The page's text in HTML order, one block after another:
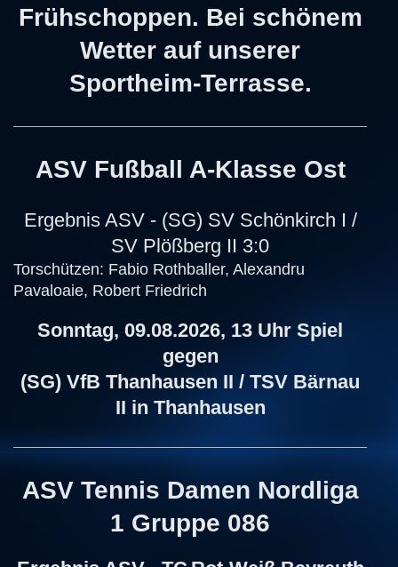
Frühschoppen. Bei schönem
Wetter auf unserer
Sportheim-Terrasse.
ASV Fußball A-Klasse Ost
Ergebnis ASV - (SG) SV Schönkirch I /
SV Plößberg II 3:0
Torschützen: Fabio Rothballer, Alexandru
Pavaloaie, Robert Friedrich
Sonntag, 09.08.2026, 13 Uhr Spiel
gegen
(SG) VfB Thanhausen II / TSV Bärnau
II in Thanhausen
ASV Tennis Damen Nordliga
1 Gruppe 086